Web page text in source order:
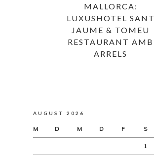
MALLORCA:
LUXUSHOTEL SANT
JAUME & TOMEU
RESTAURANT AMB
ARRELS
AUGUST 2026
M D M D F S
1